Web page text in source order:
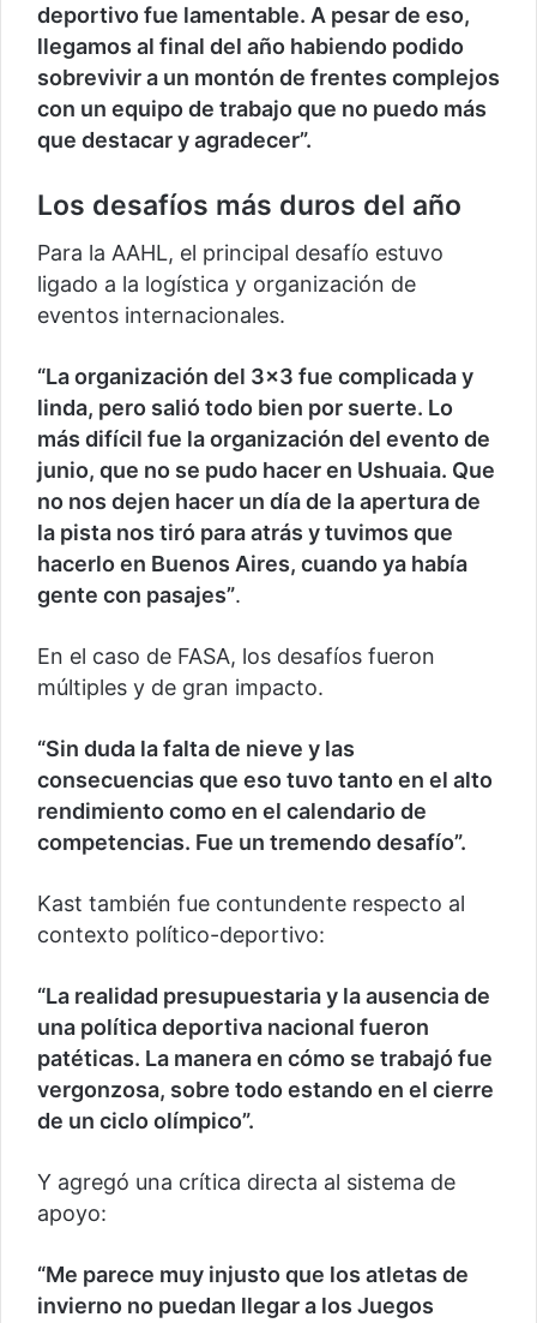
deportivo fue lamentable. A pesar de eso,
llegamos al final del año habiendo podido
sobrevivir a un montón de frentes complejos
con un equipo de trabajo que no puedo más
que destacar y agradecer”.
Los desafíos más duros del año
Para la AAHL, el principal desafío estuvo
ligado a la logística y organización de
eventos internacionales.
“La organización del 3×3 fue complicada y
linda, pero salió todo bien por suerte. Lo
más difícil fue la organización del evento de
junio, que no se pudo hacer en Ushuaia. Que
no nos dejen hacer un día de la apertura de
la pista nos tiró para atrás y tuvimos que
hacerlo en Buenos Aires, cuando ya había
gente con pasajes”.
En el caso de FASA, los desafíos fueron
múltiples y de gran impacto.
“Sin duda la falta de nieve y las
consecuencias que eso tuvo tanto en el alto
rendimiento como en el calendario de
competencias. Fue un tremendo desafío”.
Kast también fue contundente respecto al
contexto político-deportivo:
“La realidad presupuestaria y la ausencia de
una política deportiva nacional fueron
patéticas. La manera en cómo se trabajó fue
vergonzosa, sobre todo estando en el cierre
de un ciclo olímpico”.
Y agregó una crítica directa al sistema de
apoyo:
“Me parece muy injusto que los atletas de
invierno no puedan llegar a los Juegos